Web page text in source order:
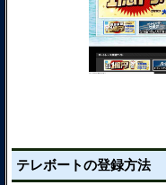
テレボートの登録方法